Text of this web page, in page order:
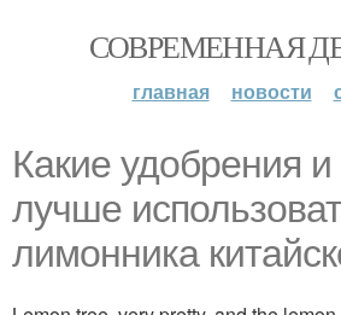
СОВРЕМЕННАЯ
главная новости
Какие удобрения
лучше
лимонника